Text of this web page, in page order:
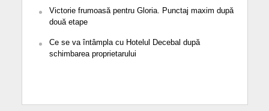
Victorie frumoasă pentru Gloria. Punctaj maxim după
două etape
Ce se va întâmpla cu Hotelul Decebal după
schimbarea proprietarului